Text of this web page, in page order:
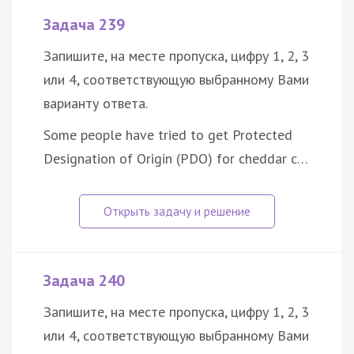
Задача 239
Запишите, на месте пропуска, цифру 1, 2, 3
или 4, соответствующую выбранному Вами
варианту ответа.
Some people have tried to get Protected
Designation of Origin (PDO) for cheddar c…
Задача 240
Запишите, на месте пропуска, цифру 1, 2, 3
или 4, соответствующую выбранному Вами